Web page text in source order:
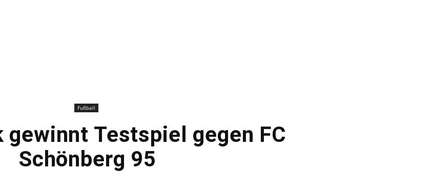
Sport-
Fußball
gewinnt Testspiel gegen FC
Schönberg 95